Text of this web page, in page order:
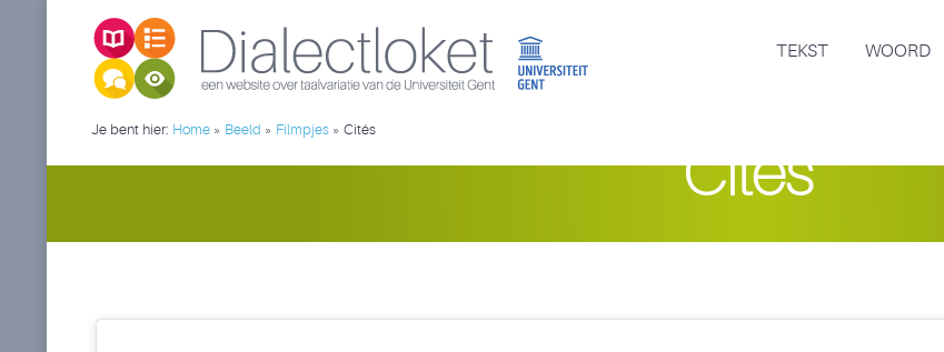
TEKST WOORD
Je bent hier: Home » Beeld » Filmpjes » Cités
Cités